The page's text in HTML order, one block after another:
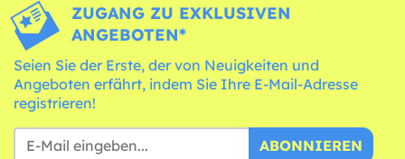
ZUGANG ZU EXKLUSIVEN
ANGEBOTEN*
Seien Sie der Erste, der von Neuigkeiten und
Angeboten erfährt, indem Sie Ihre E-Mail-Adresse
registrieren!
ABONNIEREN